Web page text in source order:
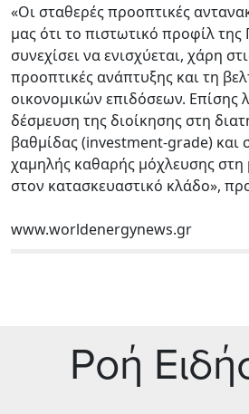
«Οι σταθερές προοπτικές
μας ότι το πιστωτικό προφίλ
συνεχίσει να ενισχύεται, χάρη
προοπτικές ανάπτυξης και τη
οικονομικών επιδόσεων.
δέσμευση της διοίκησης στη
βαθμίδας (investment-grade) και
χαμηλής καθαρής μόχλευσης στη
στον κατασκευαστικό κλάδο»,
www.worldenergynews.gr
Ρoή